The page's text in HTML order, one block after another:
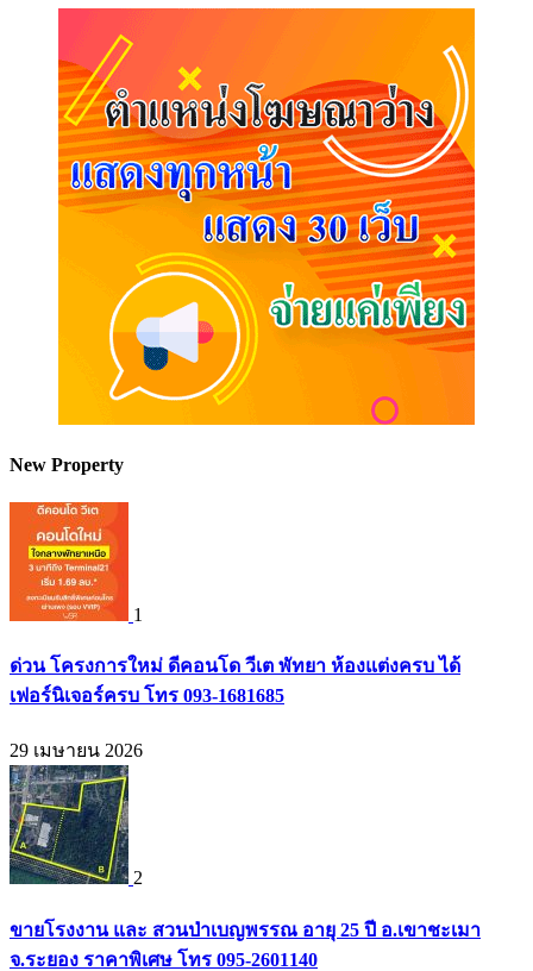
New Property
1
ด่วน โครงการใหม่ ดีคอนโด วีเต พัทยา ห้องแต่งครบ ได้
เฟอร์นิเจอร์ครบ โทร 093-1681685
29 เมษายน 2026
2
ขายโรงงาน และ สวนป่าเบญพรรณ อายุ 25 ปี อ.เขาชะเมา
จ.ระยอง ราคาพิเศษ โทร 095-2601140